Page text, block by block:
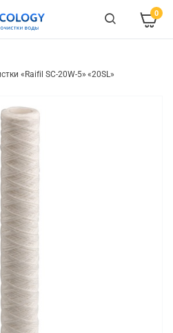
0
«Raifil SC-20W-5» «20SL»